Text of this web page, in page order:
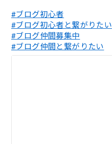
#ブログ初心者
#ブログ初心者と繋がりたい
#ブログ仲間募集中
#ブログ仲間と繋がりたい